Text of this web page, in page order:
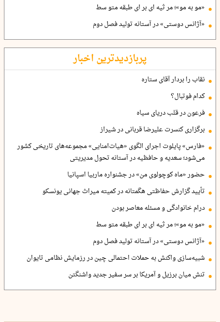
«مو به مو»؛ مر ثیه ای بر ای طبقه متو سط
«آژانس دوستی» در آستانه تولید فصل دوم
پربازدیدترین اخبار
نقاب را بردار آقای ستاره
کدام فوتبال؟
فرعون در قلب دریای سیاه
برگزاری کنسرت علیرضا قربانی در شیراز
«فارس» پایلوت اجرای الگوی «هیات‌امنایی» مجموعه‌های تاریخی کشور
می‌شود؛ سعدیه و حافظیه در آستانه تحول مدیریتی
حضور «ماه کوچولوی من» در جشنواره ماربیا اسپانیا
تأیید گزارش حفاظتی هگمتانه در کمیته میراث جهانی یونسکو
درام خانوادگی و مسئله معاصر بودن
«مو به مو»؛ مر ثیه ای بر ای طبقه متو سط
«آژانس دوستی» در آستانه تولید فصل دوم
شبیه‌سازی واکنش به حملات احتمالی چین در رزمایش نظامی تایوان
تنش میان برزیل و آمریکا بر سر سفیر جدید واشنگتن